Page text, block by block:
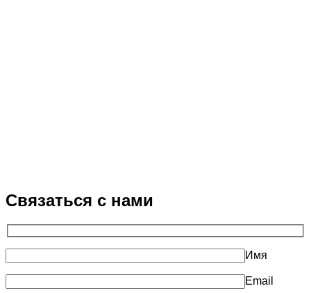
Связаться с нами
Имя
Email